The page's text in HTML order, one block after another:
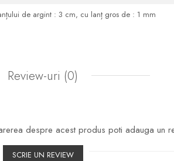
de argint : 3 cm, cu lanț gros de : 1 mm
Review-uri (0)
despre acest produs poti adauga un
SCRIE UN REVIEW